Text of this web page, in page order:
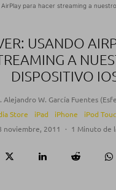
para hacer streaming a
USANDO
A
DISPOSITIVO
Alejandro W. García Fuentes
Store iPad iPhone iPod
noviembre, 2011
· 1 Minuto de